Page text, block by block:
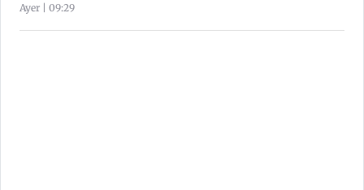
Ayer | 09:29